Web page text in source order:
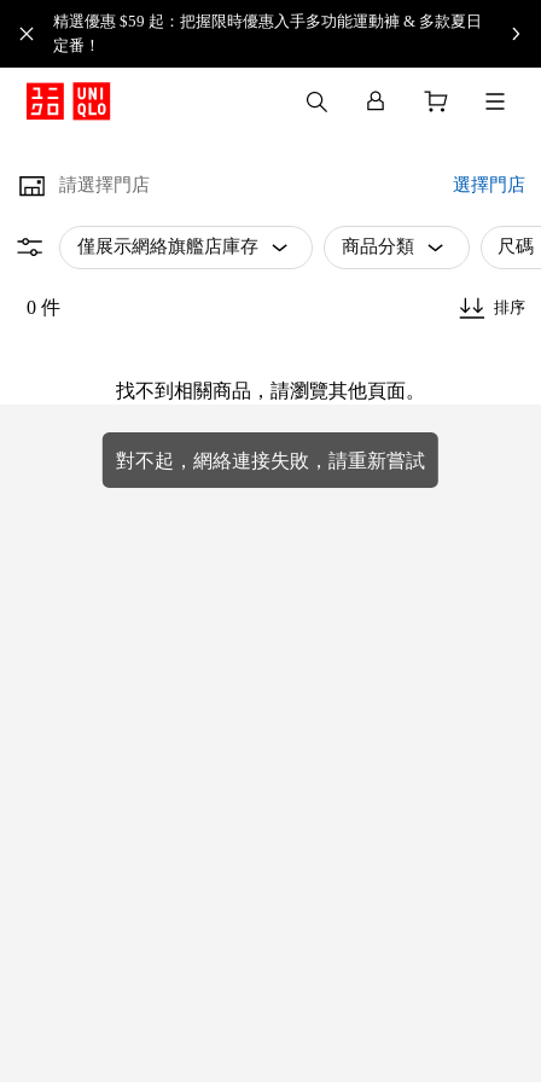
精選優惠 $59 起：把握限時優惠入手多功能運動褲 & 多款夏日
定番！​
請選擇門店 選擇門店
僅展示網絡旗艦店庫存 商品分類 尺碼
0 件 排序
找不到相關商品，請瀏覽其他頁面。
對不起，網絡連接失敗，請重新嘗試